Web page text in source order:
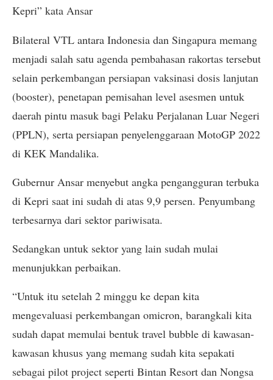
Kepri” kata Ansar
Bilateral VTL antara Indonesia dan Singapura memang
menjadi salah satu agenda pembahasan rakortas tersebut
selain perkembangan persiapan vaksinasi dosis lanjutan
(booster), penetapan pemisahan level asesmen untuk
daerah pintu masuk bagi Pelaku Perjalanan Luar Negeri
(PPLN), serta persiapan penyelenggaraan MotoGP 2022
di KEK Mandalika.
Gubernur Ansar menyebut angka pengangguran terbuka
di Kepri saat ini sudah di atas 9,9 persen. Penyumbang
terbesarnya dari sektor pariwisata.
Sedangkan untuk sektor yang lain sudah mulai
menunjukkan perbaikan.
“Untuk itu setelah 2 minggu ke depan kita
mengevaluasi perkembangan omicron, barangkali kita
sudah dapat memulai bentuk travel bubble di kawasan-
kawasan khusus yang memang sudah kita sepakati
sebagai pilot project seperti Bintan Resort dan Nongsa